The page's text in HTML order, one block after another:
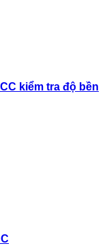
kiểm tra độ bền